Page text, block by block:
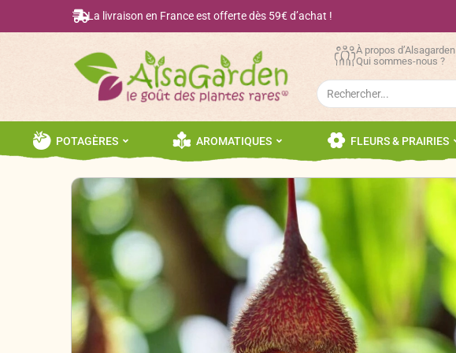
La livraison en France est offerte dès 59€ d’achat !
À propos d’Alsagarden
Qui sommes-nous ?
Search
for:
POTAGÈRES AROMATIQUES FLEURS & PRAIRIES